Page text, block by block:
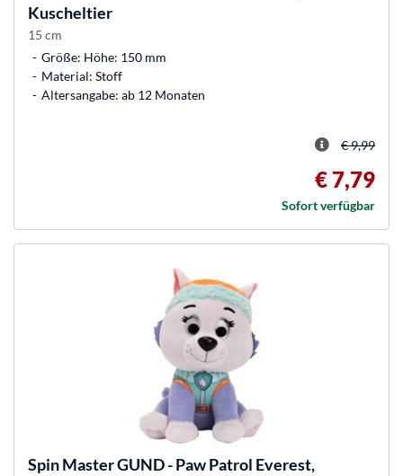
Kuscheltier
15 cm
Größe: Höhe: 150 mm
Material: Stoff
Altersangabe: ab 12 Monaten
€ 9,99
€ 7,79
Sofort verfügbar
Spin MasterGUND - Paw Patrol Everest,